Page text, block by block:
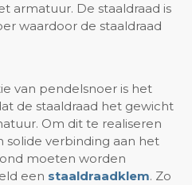
armatuur. De staaldraad is
waardoor de staaldraad
van pendelsnoer is het
de staaldraad het gewicht
Om dit te realiseren
solide verbinding aan het
moeten worden
een staaldraadklem. Zo